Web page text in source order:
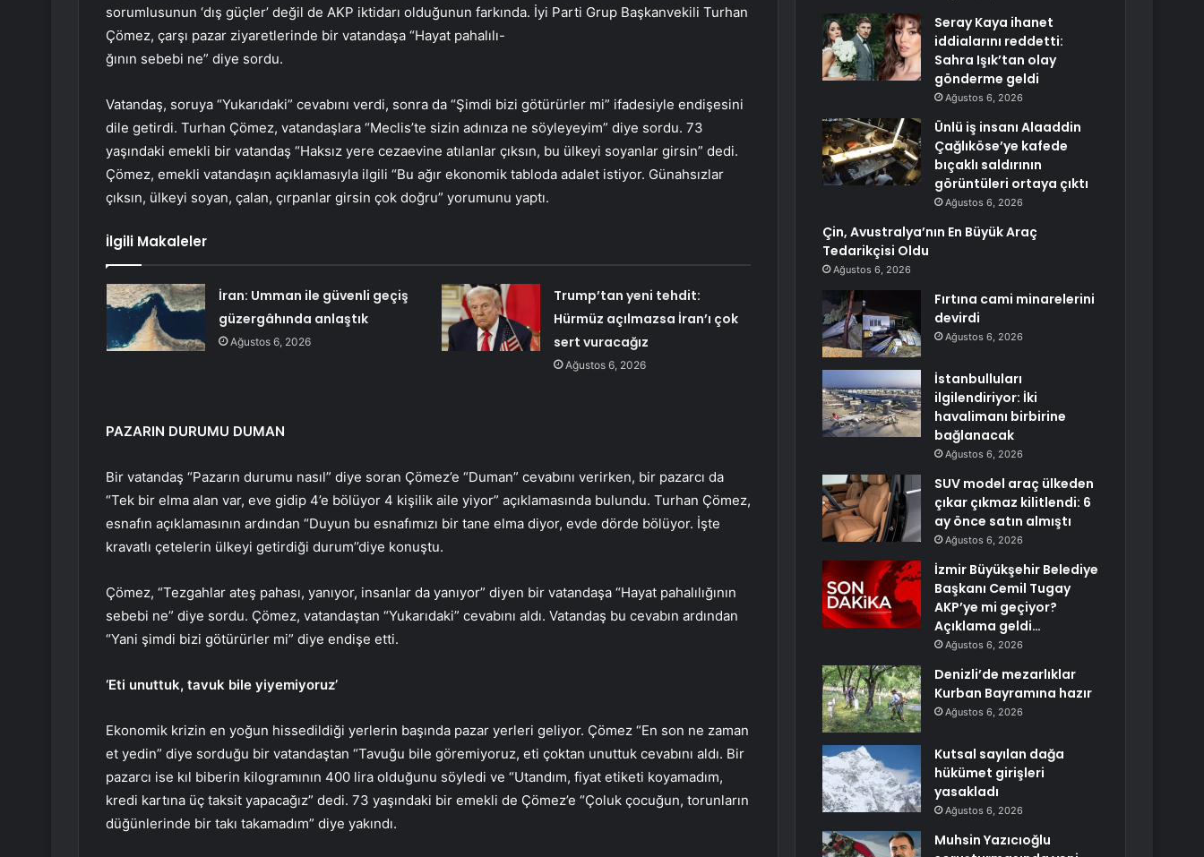
sorumlusunun ‘dış güçler’ değil de AKP iktidarı olduğunun farkında. İyi Parti Grup Başkanvekili Turhan
Çömez, çarşı pazar ziyaretlerinde bir vatandaşa “Hayat pahalılı-
ğının sebebi ne” diye sordu.
Vatandaş, soruya “Yukarıdaki” cevabını verdi, sonra da “Şimdi bizi götürürler mi” ifadesiyle endişesini
dile getirdi. Turhan Çömez, vatandaşlara “Meclis’te sizin adınıza ne söyleyeyim” diye sordu. 73
yaşındaki emekli bir vatandaş “Haksız yere cezaevine atılanlar çıksın, bu ülkeyi soyanlar girsin” dedi.
Çömez, emekli vatandaşın açıklamasıyla ilgili “Bu ağır ekonomik tabloda adalet istiyor. Günahsızlar
çıksın, ülkeyi soyan, çalan, çırpanlar girsin çok doğru” yorumunu yaptı.
İlgili Makaleler
İran: Umman ile güvenli geçiş
güzergâhında anlaştık
Ağustos 6, 2026
Trump’tan yeni tehdit:
Hürmüz açılmazsa İran’ı çok
sert vuracağız
Ağustos 6, 2026
PAZARIN DURUMU DUMAN
Bir vatandaş “Pazarın durumu nasıl” diye soran Çömez’e “Duman” cevabını verirken, bir pazarcı da
“Tek bir elma alan var, eve gidip 4’e bölüyor 4 kişilik aile yiyor” açıklamasında bulundu. Turhan Çömez,
esnafın açıklamasının ardından “Duyun bu esnafımızı bir tane elma diyor, evde dörde bölüyor. İşte
kravatlı çetelerin ülkeyi getirdiği durum’’diye konuştu.
Çömez, “Tezgahlar ateş pahası, yanıyor, insanlar da yanıyor” diyen bir vatandaşa “Hayat pahalılığının
sebebi ne” diye sordu. Çömez, vatandaştan “Yukarıdaki” cevabını aldı. Vatandaş bu cevabın ardından
“Yani şimdi bizi götürürler mi” diye endişe etti.
‘Eti unuttuk, tavuk bile yiyemiyoruz’
Ekonomik krizin en yoğun hissedildiği yerlerin başında pazar yerleri geliyor. Çömez “En son ne zaman
et yedin” diye sorduğu bir vatandaştan “Tavuğu bile göremiyoruz, eti çoktan unuttuk cevabını aldı. Bir
pazarcı ise kıl biberin kilogramının 400 lira olduğunu söyledi ve “Utandım, fiyat etiketi koyamadım,
kredi kartına üç taksit yapacağız” dedi. 73 yaşındaki bir emekli de Çömez’e “Çoluk çocuğun, torunların
düğünlerinde bir takı takamadım” diye yakındı.
Seray Kaya ihanet
iddialarını reddetti:
Sahra Işık’tan olay
gönderme geldi
Ağustos 6, 2026
Ünlü iş insanı Alaaddin
Çağlıköse’ye kafede
bıçaklı saldırının
görüntüleri ortaya çıktı
Ağustos 6, 2026
Çin, Avustralya’nın En Büyük Araç
Tedarikçisi Oldu
Ağustos 6, 2026
Fırtına cami minarelerini
devirdi
Ağustos 6, 2026
İstanbulluları
ilgilendiriyor: İki
havalimanı birbirine
bağlanacak
Ağustos 6, 2026
SUV model araç ülkeden
çıkar çıkmaz kilitlendi: 6
ay önce satın almıştı
Ağustos 6, 2026
İzmir Büyükşehir Belediye
Başkanı Cemil Tugay
AKP’ye mi geçiyor?
Açıklama geldi…
Ağustos 6, 2026
Denizli’de mezarlıklar
Kurban Bayramına hazır
Ağustos 6, 2026
Kutsal sayılan dağa
hükümet girişleri
yasakladı
Ağustos 6, 2026
Muhsin Yazıcıoğlu